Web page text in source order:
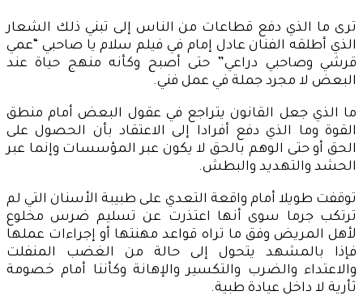
ترى ما الذي دفع قطاعات من الناس إلى تبني ذلك الشعار
الذي أطلقه الفنان عادل إمام في فيلم سلام يا صاحبي “عمي
قرشي وصاحبي دراعي” حتى أصبح وكأنه منهج حياة عند
البعض لا مجرد جملة في عمل فني.
ما الذي جعل القانون يتراجع في عقول البعض أمام منطق
القوة وما الذي دفع أفرادا إلى الاعتقاد بأن الحصول على
الحق أو حتى الوهم بالحق لا يكون عبر المؤسسات وإنما عبر
الحشد والتهديد والبطش.
توقفت طويلا أمام واقعة التعدي على طبيبة الأسنان التي لم
ترتكب جرما سوى أنها اعتذرت عن تسليم ضرس مخلوع
لأهل المريض وفق ما تراه قواعد مهنتها أو إجراءات عملها
فإذا بالمشهد يتحول إلى حالة من الغضب المنفلت
والاعتداء والضرب والتكسير والإهانة وكأننا أمام خصومة
ثأرية لا داخل عيادة طبية.